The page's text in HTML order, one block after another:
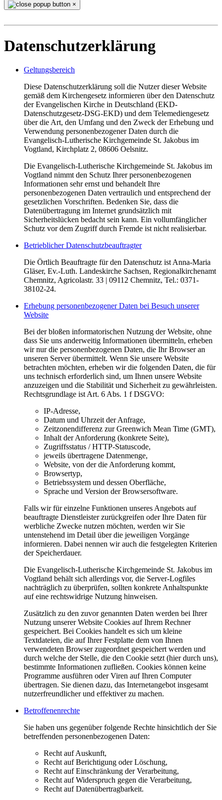
×
Datenschutzerklärung
Geltungsbereich
Diese Datenschutzerklärung soll die Nutzer dieser Website
gemäß dem Kirchengesetz informieren über den Datenschutz
der Evangelischen Kirche in Deutschland (EKD-
Datenschutzgesetz-DSG-EKD) und dem Telemediengesetz
über die Art, den Umfang und den Zweck der Erhebung und
Verwendung personenbezogener Daten durch die
Evangelisch-Lutherische Kirchgemeinde St. Jakobus im
Vogtland, Kirchplatz 2, 08606 Oelsnitz.
Die Evangelisch-Lutherische Kirchgemeinde St. Jakobus im
Vogtland nimmt den Schutz Ihrer personenbezogenen
Informationen sehr ernst und behandelt Ihre
personenbezogenen Daten vertraulich und entsprechend der
gesetzlichen Vorschriften. Bedenken Sie, dass die
Datenübertragung im Internet grundsätzlich mit
Sicherheitslücken bedacht sein kann. Ein vollumfänglicher
Schutz vor dem Zugriff durch Fremde ist nicht realisierbar.
Betrieblicher Datenschutzbeauftragter
Die Örtlich Beauftragte für den Datenschutz ist Anna-Maria
Gläser, Ev.-Luth. Landeskirche Sachsen, Regionalkirchenamt
Chemnitz, Agricolastr. 33 | 09112 Chemnitz, Tel.: 0371-
38102-24.
Erhebung personenbezogener Daten bei Besuch unserer
Website
Bei der bloßen informatorischen Nutzung der Website, ohne
dass Sie uns anderweitig Informationen übermitteln, erheben
wir nur die personenbezogenen Daten, die Ihr Browser an
unseren Server übermittelt. Wenn Sie unsere Website
betrachten möchten, erheben wir die folgenden Daten, die für
uns technisch erforderlich sind, um Ihnen unsere Website
anzuzeigen und die Stabilität und Sicherheit zu gewährleisten.
Rechtsgrundlage ist Art. 6 Abs. 1 f DSGVO:
IP-Adresse,
Datum und Uhrzeit der Anfrage,
Zeitzonendifferenz zur Greenwich Mean Time (GMT),
Inhalt der Anforderung (konkrete Seite),
Zugriffsstatus / HTTP-Statuscode,
jeweils übertragene Datenmenge,
Website, von der die Anforderung kommt,
Browsertyp,
Betriebssystem und dessen Oberfläche,
Sprache und Version der Browsersoftware.
Falls wir für einzelne Funktionen unseres Angebots auf
beauftragte Dienstleister zurückgreifen oder Ihre Daten für
werbliche Zwecke nutzen möchten, werden wir Sie
untenstehend im Detail über die jeweiligen Vorgänge
informieren. Dabei nennen wir auch die festgelegten Kriterien
der Speicherdauer.
Die Evangelisch-Lutherische Kirchgemeinde St. Jakobus im
Vogtland behält sich allerdings vor, die Server-Logfiles
nachträglich zu überprüfen, sollten konkrete Anhaltspunkte
auf eine rechtswidrige Nutzung hinweisen.
Zusätzlich zu den zuvor genannten Daten werden bei Ihrer
Nutzung unserer Website Cookies auf Ihrem Rechner
gespeichert. Bei Cookies handelt es sich um kleine
Textdateien, die auf Ihrer Festplatte dem von Ihnen
verwendeten Browser zugeordnet gespeichert werden und
durch welche der Stelle, die den Cookie setzt (hier durch uns),
bestimmte Informationen zufließen. Cookies können keine
Programme ausführen oder Viren auf Ihren Computer
übertragen. Sie dienen dazu, das Internetangebot insgesamt
nutzerfreundlicher und effektiver zu machen.
Betroffenenrechte
Sie haben uns gegenüber folgende Rechte hinsichtlich der Sie
betreffenden personenbezogenen Daten:
Recht auf Auskunft,
Recht auf Berichtigung oder Löschung,
Recht auf Einschränkung der Verarbeitung,
Recht auf Widerspruch gegen die Verarbeitung,
Recht auf Datenübertragbarkeit.